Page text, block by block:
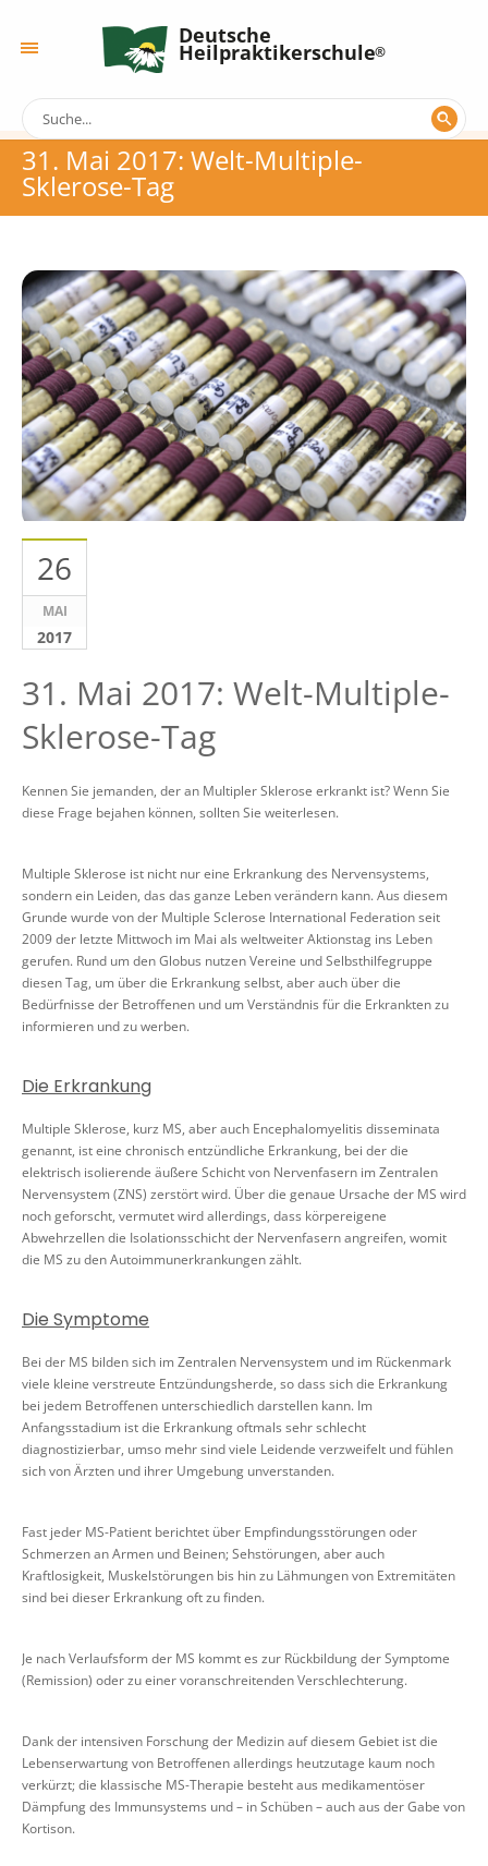
Deutsche
Heilpraktikerschule
31. Mai 2017: Welt-Multiple-
Sklerose-Tag
26
MAI
2017
31. Mai 2017: Welt-Multiple-
Sklerose-Tag
Kennen Sie jemanden, der an Multipler Sklerose erkrankt ist? Wenn Sie
diese Frage bejahen können, sollten Sie weiterlesen.
Multiple Sklerose ist nicht nur eine Erkrankung des Nervensystems,
sondern ein Leiden, das das ganze Leben verändern kann. Aus diesem
Grunde wurde von der Multiple Sclerose International Federation seit
2009 der letzte Mittwoch im Mai als weltweiter Aktionstag ins Leben
gerufen. Rund um den Globus nutzen Vereine und Selbsthilfegruppe
diesen Tag, um über die Erkrankung selbst, aber auch über die
Bedürfnisse der Betroffenen und um Verständnis für die Erkrankten zu
informieren und zu werben.
Die Erkrankung
Multiple Sklerose, kurz MS, aber auch Encephalomyelitis disseminata
genannt, ist eine chronisch entzündliche Erkrankung, bei der die
elektrisch isolierende äußere Schicht von Nervenfasern im Zentralen
Nervensystem (ZNS) zerstört wird. Über die genaue Ursache der MS wird
noch geforscht, vermutet wird allerdings, dass körpereigene
Abwehrzellen die Isolationsschicht der Nervenfasern angreifen, womit
die MS zu den Autoimmunerkrankungen zählt.
Die Symptome
Bei der MS bilden sich im Zentralen Nervensystem und im Rückenmark
viele kleine verstreute Entzündungsherde, so dass sich die Erkrankung
bei jedem Betroffenen unterschiedlich darstellen kann. Im
Anfangsstadium ist die Erkrankung oftmals sehr schlecht
diagnostizierbar, umso mehr sind viele Leidende verzweifelt und fühlen
sich von Ärzten und ihrer Umgebung unverstanden.
Fast jeder MS-Patient berichtet über Empfindungsstörungen oder
Schmerzen an Armen und Beinen; Sehstörungen, aber auch
Kraftlosigkeit, Muskelstörungen bis hin zu Lähmungen von Extremitäten
sind bei dieser Erkrankung oft zu finden.
Je nach Verlaufsform der MS kommt es zur Rückbildung der Symptome
(Remission) oder zu einer voranschreitenden Verschlechterung.
Dank der intensiven Forschung der Medizin auf diesem Gebiet ist die
Lebenserwartung von Betroffenen allerdings heutzutage kaum noch
verkürzt; die klassische MS-Therapie besteht aus medikamentöser
Dämpfung des Immunsystems und – in Schüben – auch aus der Gabe von
Kortison.